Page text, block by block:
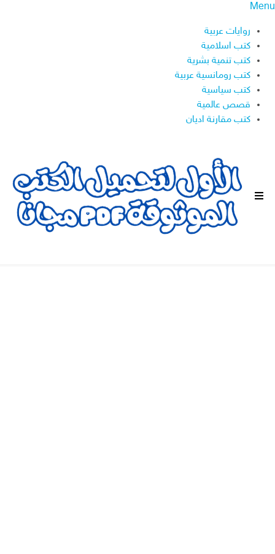
Menu
روايات عربية
كتب اسلامية
كتب تنمية بشرية
كتب رومانسية عربية
كتب سياسية
قصص عالمية
كتب مقارنة اديان
ا